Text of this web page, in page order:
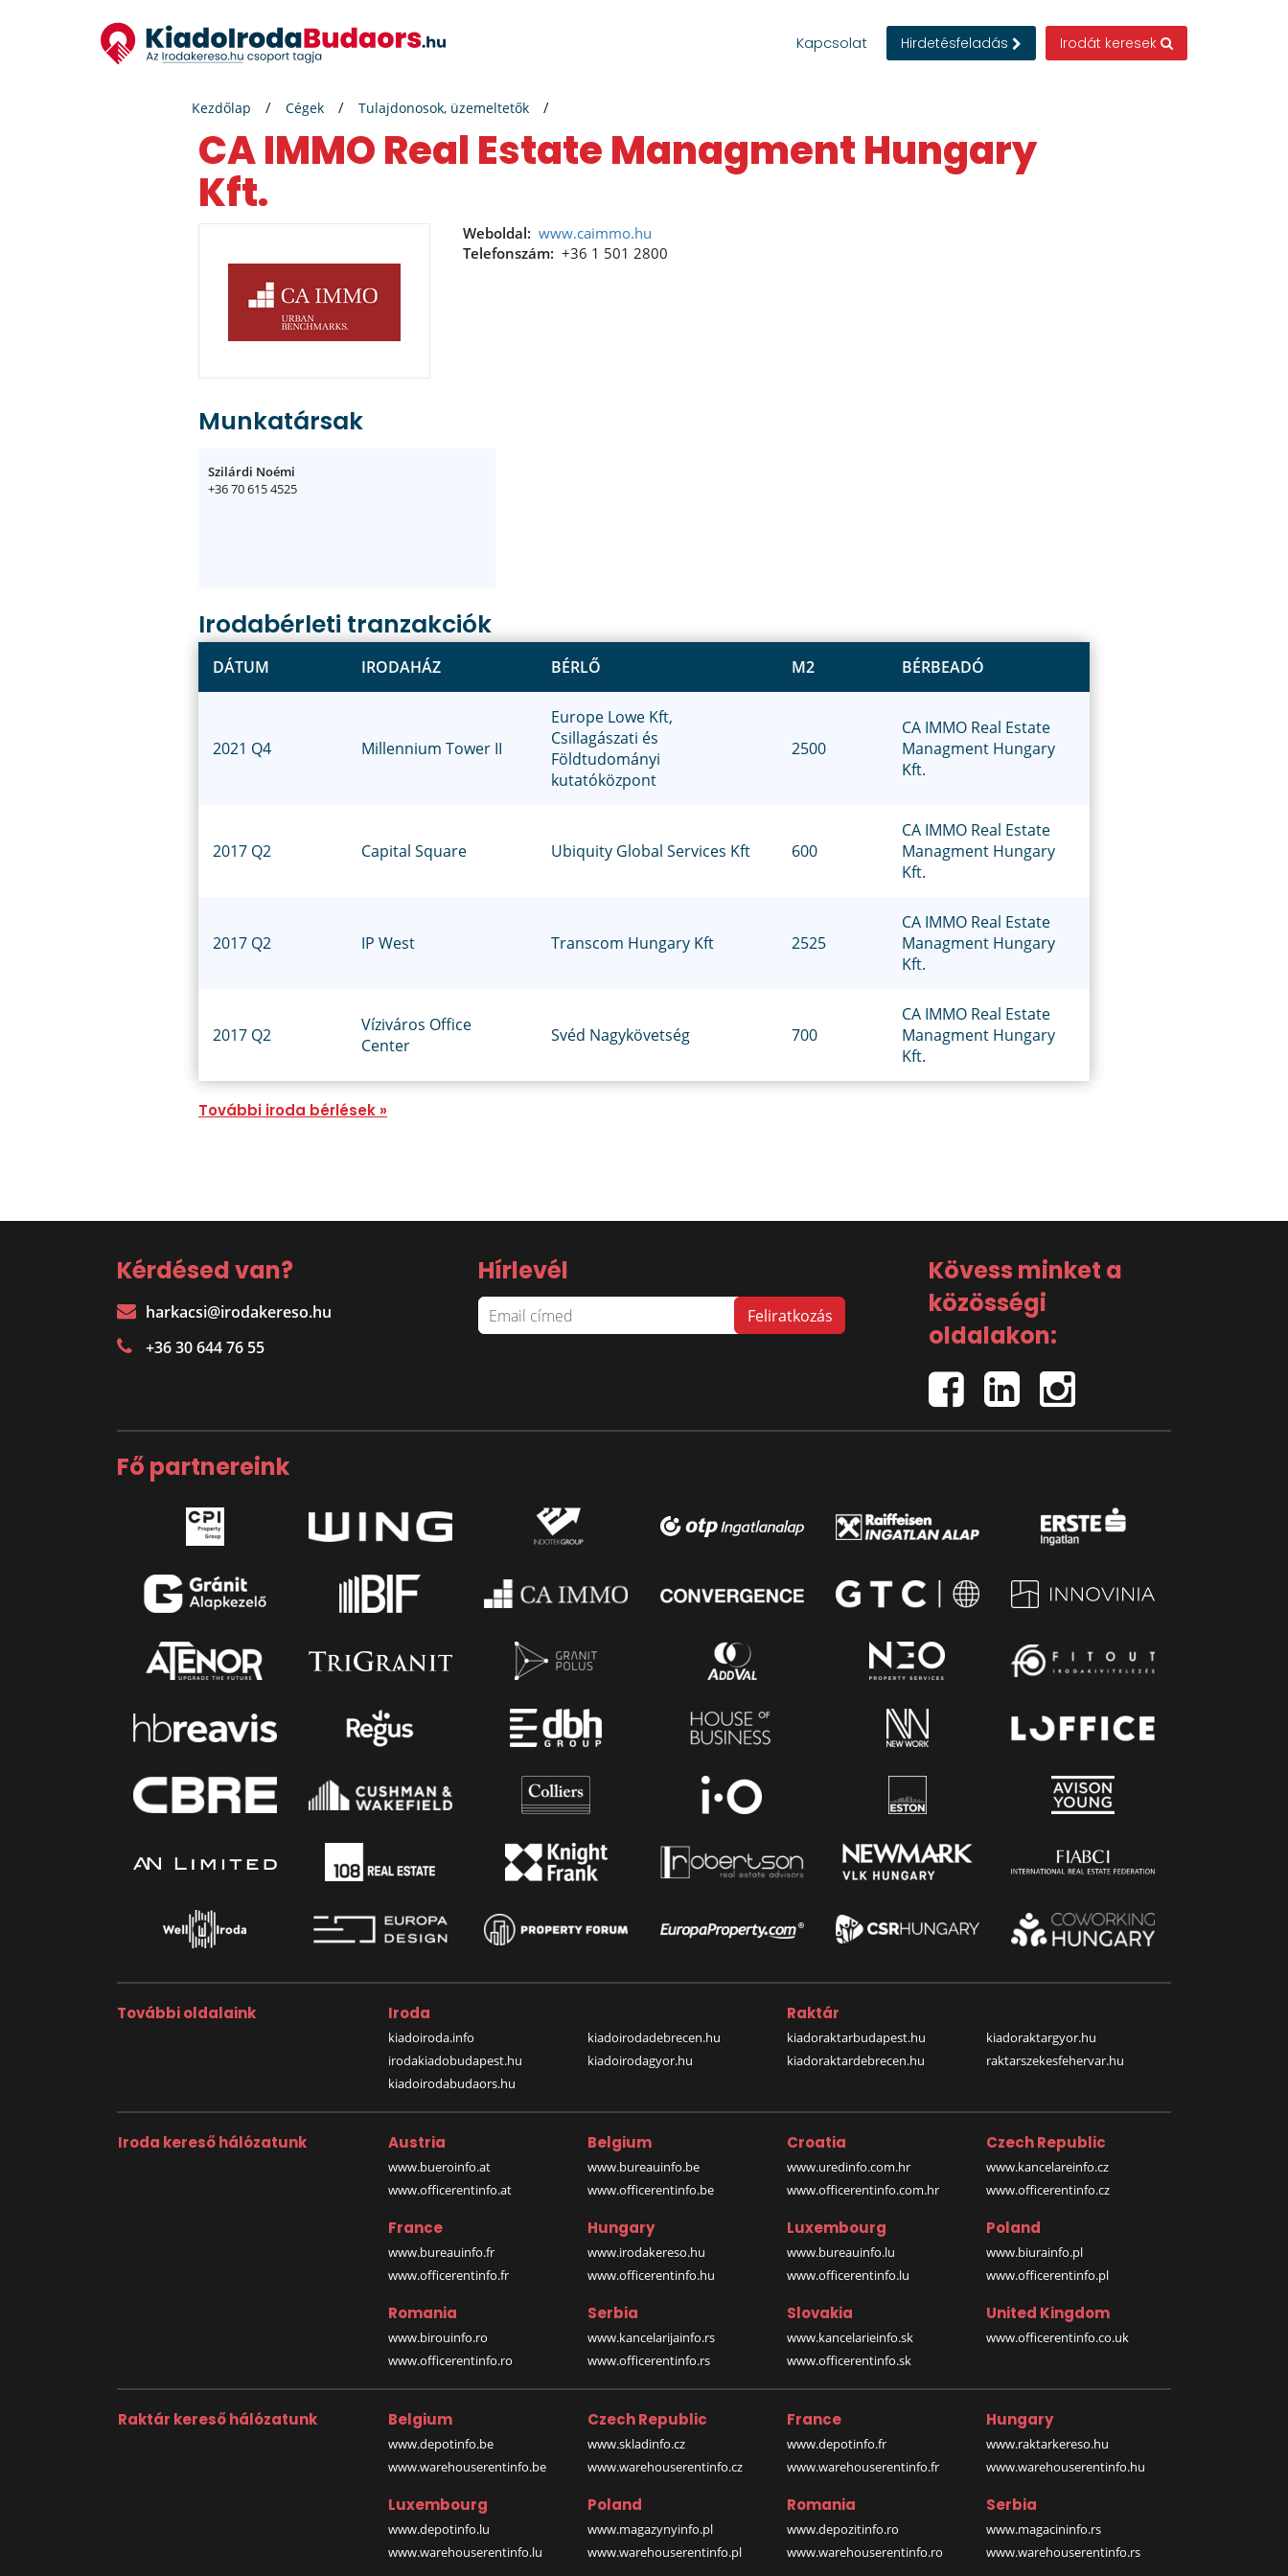
Kapcsolat Hirdetésfeladás Irodát keresek
Kezdőlap Cégek Tulajdonosok, üzemeltetők
CA IMMO Real Estate Managment Hungary
Kft.
Weboldal: www.caimmo.hu
Telefonszám: +36 1 501 2800
Munkatársak
Szilárdi Noémi
+36 70 615 4525
Irodabérleti tranzakciók
DÁTUM IRODAHÁZ BÉRLŐ M2 BÉRBEADÓ
2021 Q4 Millennium Tower II
Europe Lowe Kft,
Csillagászati és
Földtudományi
kutatóközpont
2500
CA IMMO Real Estate
Managment Hungary
Kft.
2017 Q2 Capital Square Ubiquity Global Services Kft 600
CA IMMO Real Estate
Managment Hungary
Kft.
2017 Q2 IP West Transcom Hungary Kft 2525
CA IMMO Real Estate
Managment Hungary
Kft.
2017 Q2
Víziváros Office
Center
Svéd Nagykövetség 700
CA IMMO Real Estate
Managment Hungary
Kft.
További iroda bérlések »
Kérdésed van?
harkacsi@irodakereso.hu
+36 30 644 76 55
Hírlevél
Kövess minket a
közösségi
oldalakon:
Fő partnereink
További oldalaink Iroda
kiadoiroda.info
irodakiadobudapest.hu
kiadoirodabudaors.hu
kiadoirodadebrecen.hu
kiadoirodagyor.hu
Raktár
kiadoraktarbudapest.hu
kiadoraktardebrecen.hu
kiadoraktargyor.hu
raktarszekesfehervar.hu
Iroda kereső hálózatunk Austria
www.bueroinfo.at
www.officerentinfo.at
Belgium
www.bureauinfo.be
www.officerentinfo.be
Croatia
www.uredinfo.com.hr
www.officerentinfo.com.hr
Czech Republic
www.kancelareinfo.cz
www.officerentinfo.cz
France
www.bureauinfo.fr
www.officerentinfo.fr
Hungary
www.irodakereso.hu
www.officerentinfo.hu
Luxembourg
www.bureauinfo.lu
www.officerentinfo.lu
Poland
www.biurainfo.pl
www.officerentinfo.pl
Romania
www.birouinfo.ro
www.officerentinfo.ro
Serbia
www.kancelarijainfo.rs
www.officerentinfo.rs
Slovakia
www.kancelarieinfo.sk
www.officerentinfo.sk
United Kingdom
www.officerentinfo.co.uk
Raktár kereső hálózatunk Belgium
www.depotinfo.be
www.warehouserentinfo.be
Czech Republic
www.skladinfo.cz
www.warehouserentinfo.cz
France
www.depotinfo.fr
www.warehouserentinfo.fr
Hungary
www.raktarkereso.hu
www.warehouserentinfo.hu
Luxembourg
www.depotinfo.lu
www.warehouserentinfo.lu
Poland
www.magazynyinfo.pl
www.warehouserentinfo.pl
Romania
www.depozitinfo.ro
www.warehouserentinfo.ro
Serbia
www.magacininfo.rs
www.warehouserentinfo.rs